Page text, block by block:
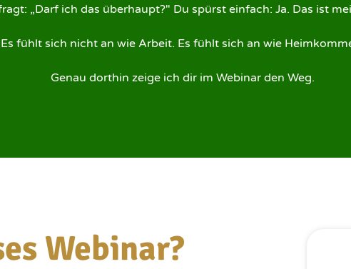
„Darf ich das überhaupt?" Du spürst einfach: Ja. Das ist
Es fühlt sich nicht an wie Arbeit. Es fühlt sich an wie
Genau dorthin zeige ich dir im Webinar den Weg.
Webinar?